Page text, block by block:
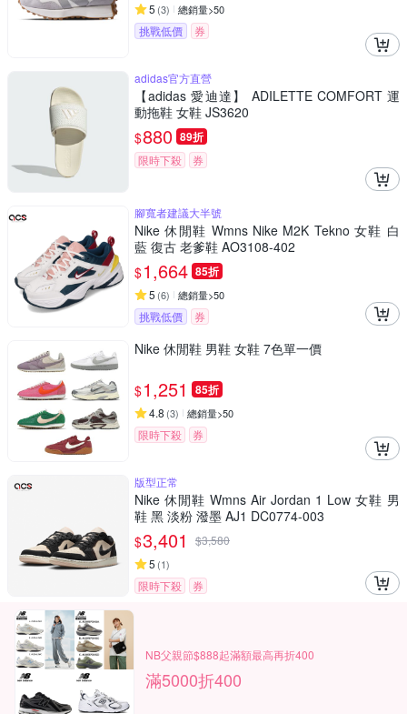
5 (3) 總銷量>50
挑戰低價 券
adidas官方直營
【adidas 愛迪達】 ADILETTE COMFORT 運
動拖鞋 女鞋 JS3620
$880 89折
限時下殺 券
腳寬者建議大半號
Nike 休閒鞋 Wmns Nike M2K Tekno 女鞋 白
藍 復古 老爹鞋 AO3108-402
$1,664 85折
5 (6) 總銷量>50
挑戰低價 券
Nike 休閒鞋 男鞋 女鞋 7色單一價
$1,251 85折
4.8 (3) 總銷量>50
限時下殺 券
版型正常
Nike 休閒鞋 Wmns Air Jordan 1 Low 女鞋 男
鞋 黑 淡粉 潑墨 AJ1 DC0774-003
$3,401 $3,580
5 (1)
限時下殺 券
NB父親節$888起滿額最高再折400
滿5000折400